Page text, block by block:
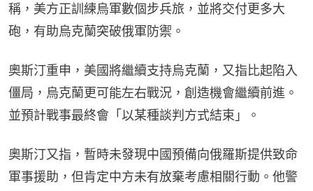
稱，美方正訓練烏軍數個步兵旅，並將交付更多大
砲，有助烏克蘭突破俄軍防禦。
奧斯汀重申，美國將繼續支持烏克蘭，又指比起陷入
僵局，烏克蘭更可能左右戰況，創造機會繼續前進。
並預計戰事最終會「以某種談判方式結束」。
奧斯汀又指，暫時未發現中國預備向俄羅斯提供致命
軍事援助，但肯定中方未有放棄考慮相關行動。他警